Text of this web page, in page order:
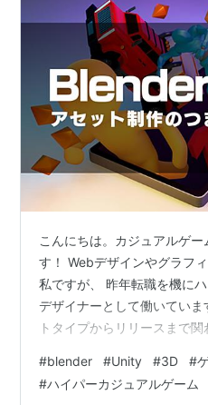
こんにちは。カジュアルゲ
す！ Webデザインやグラフ
私ですが、 昨年転職を機に
デザイナーとして働いてい
トタイプからリリースまで
作してUnityで連携するまで
書的にブログにしたいと思い
#blender #Unity #3D #
#ハイパーカジュアルゲーム